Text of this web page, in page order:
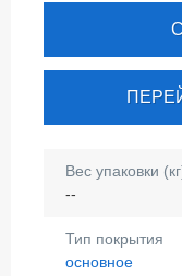
Вес упаковки
--
Тип покрытия
основное